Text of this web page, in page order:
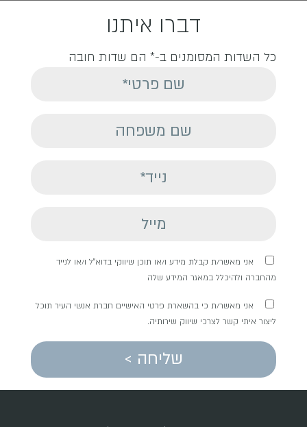
דברו איתנו
כל השדות המסומנים ב-* הם שדות חובה
אני מאשר/ת קבלת מידע ו/או תוכן שיווקי בדוא"ל ו/או לנייד
מהחברה ולהיכלל במאגר המידע שלה
אני מאשר/ת כי בהשארת פרטי האישיים חברת אנשי העיר תוכל
ליצור איתי קשר לצרכי שיווק שירותיה.
שליחה >